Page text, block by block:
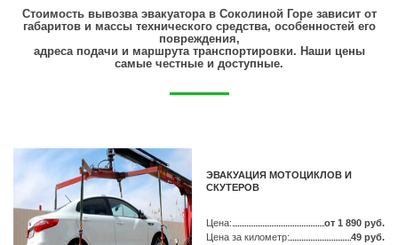
Стоимость вывозва эвакуатора в Соколиной Горе зависит от
габаритов и массы технического средства, особенностей его
повреждения,
адреса подачи и маршрута транспортировки. Наши цены
самые честные и доступные.
ЭВАКУАЦИЯ МОТОЦИКЛОВ И
СКУТЕРОВ
Цена:
от 1 890 руб.
Цена за километр:
49 руб.